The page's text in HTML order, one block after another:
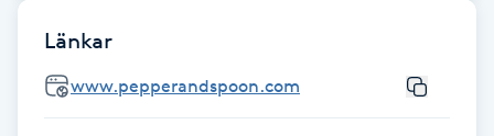
Friskvårdsmassage
Länkar
www.pepperandspoon.com